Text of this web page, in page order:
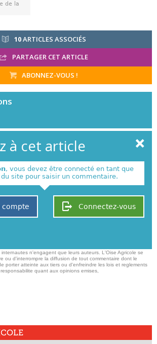
de la
10ARTICLES ASSOCIÉS
PARTAGER CET ARTICLE
ABONNEZ-VOUS !
à cet article
, vous devez être connecté en tant que
site pour saisir un commentaire.
Connectez-vous
compte
n'engagent que leurs auteurs. L'Oise Agricole se
ou d'interrompre la diffusion de tout commentaire dont le
porter atteinte aux tiers ou d'enfreindre les lois et reglements
quant aux opinions emises,